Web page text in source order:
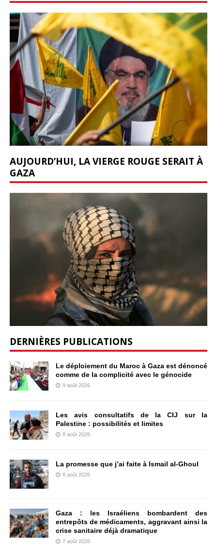
AUJOURD’HUI, LA VIERGE ROUGE SERAIT À
GAZA
DERNIÈRES PUBLICATIONS
Le déploiement du Maroc à Gaza est dénoncé
comme de la complicité avec le génocide
9 août 2026
Les avis consultatifs de la CIJ sur la
Palestine : possibilités et limites
8 août 2026
La promesse que j’ai faite à Ismail al-Ghoul
8 août 2026
Gaza : les Israéliens bombardent des
entrepôts de médicaments, aggravant ainsi la
crise sanitaire déjà dramatique
7 août 2026